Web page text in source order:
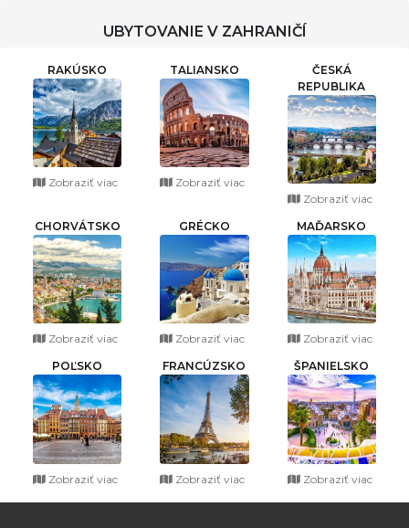
UBYTOVANIE V ZAHRANIČÍ
RAKÚSKO
Zobraziť viac
TALIANSKO
Zobraziť viac
ČESKÁ
REPUBLIKA
Zobraziť viac
CHORVÁTSKO
Zobraziť viac
GRÉCKO
Zobraziť viac
MAĎARSKO
Zobraziť viac
POĽSKO
Zobraziť viac
FRANCÚZSKO
Zobraziť viac
ŠPANIELSKO
Zobraziť viac